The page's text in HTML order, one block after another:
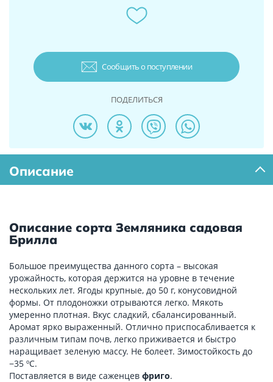
Сообщить о поступлении
ПОДЕЛИТЬСЯ
Описание
Описание сорта Земляника садовая
Брилла
Большое преимущества данного сорта – высокая
урожайность, которая держится на уровне в течение
нескольких лет. Ягоды крупные, до 50 г, конусовидной
формы. От плодоножки отрываются легко. Мякоть
умеренно плотная. Вкус сладкий, сбалансированный.
Аромат ярко выраженный. Отлично приспосабливается к
различным типам почв, легко приживается и быстро
наращивает зеленую массу. Не болеет. Зимостойкость до
−35 ºC.
Поставляется в виде саженцев фриго.